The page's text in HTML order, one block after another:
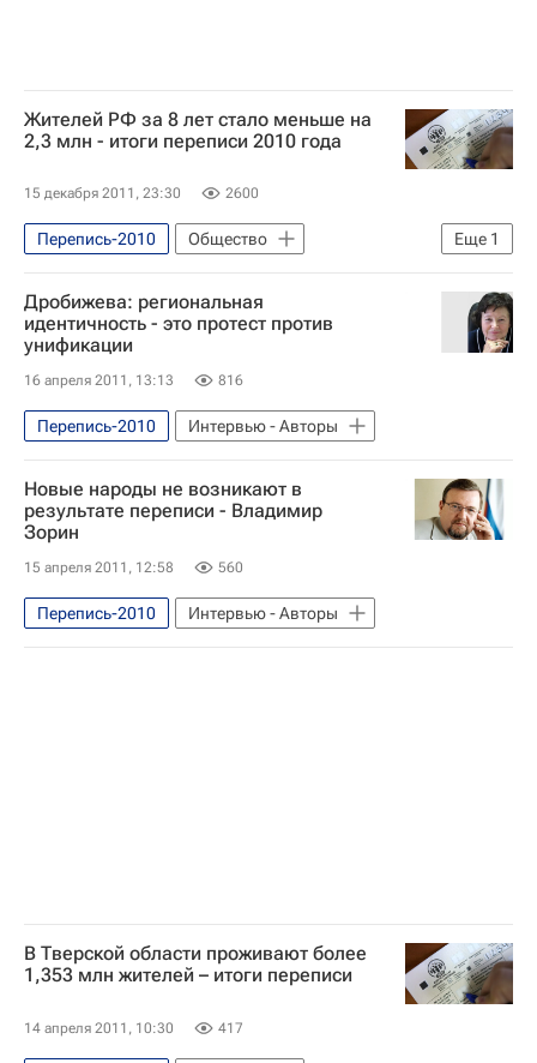
Жителей РФ за 8 лет стало меньше на
2,3 млн - итоги переписи 2010 года
15 декабря 2011, 23:30 2600
Еще 1
Перепись-2010
Общество
Итоги Всероссийской переписи населения 2010 года
Дробижева: региональная
идентичность - это протест против
унификации
16 апреля 2011, 13:13 816
Перепись-2010 Интервью - Авторы
Новые народы не возникают в
результате переписи - Владимир
Зорин
15 апреля 2011, 12:58 560
Перепись-2010 Интервью - Авторы
В Тверской области проживают более
1,353 млн жителей – итоги переписи
14 апреля 2011, 10:30 417